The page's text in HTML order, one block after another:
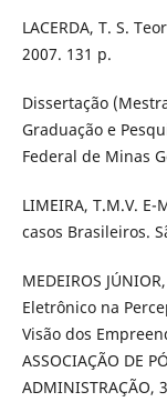
LACERDA, T. S.
2007. 131 p.
Dissertação
Graduação e
Federal de Minas
LIMEIRA, T.M.V.
casos Brasileiros.
MEDEIROS
Eletrônico na
Visão dos
ASSOCIAÇÃO DE
ADMINISTRAÇÃO,